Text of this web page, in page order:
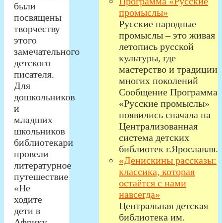
были
посвящены
творчеству
этого
замечательного
детского
писателя.
Для
дошкольников
и
младших
школьников
библиотекари
провели
литературное
путешествие
«Не
ходите
дети в
промыслы»
Русские народные
промыслы – это живая
летопись русской
культуры, где
мастерство и традиции
многих поколений
Сообщение Программа
«Русские промыслы»
появились сначала на
Централизованная
система детских
библиотек г.Ярославля.
«Денискины рассказы:
классика, которая
остаётся с нами
навсегда»
Центральная детская
библиотека им.